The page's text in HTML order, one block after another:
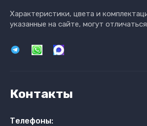
Характеристики, цвета и
указанные на сайте, могут
Контакты
Телефоны: